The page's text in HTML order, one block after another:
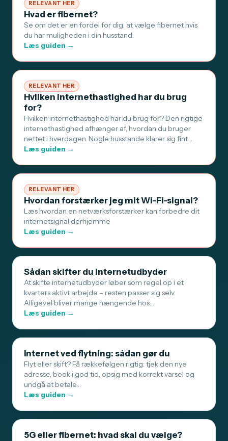
RELEVANT HER
Hvad er fibernet?
Se om det er en fordel for dig, at vælge fibernet hvis
du har muligheden i din husstand.
Læs guiden →
RELEVANT HER
Hvilken internethastighed har du brug
for?
Hvilken internethastighed har du brug for? Den rigtige
internethastighed afhænger af, hvordan du bruger
nettet i hverdagen. Nogle husstande klarer sig fint…
Læs guiden →
RELEVANT HER
Hvordan forstærker jeg mit Wi-Fi-signal?
Læs hvordan en netværksforstærker kan forbedre dit
internetsignal derhjemme
Læs guiden →
Sådan skifter du internetudbyder
At skifte internetudbyder løber som regel op i et
kvarters aktivt arbejde – resten passer sig selv.
Alligevel bliver mange hængende hos…
Læs guiden →
Internet ved flytning: sådan gør du
Flyt eller skift? Få rækkefølgen rigtig: tjek den nye
adresse, book i god tid, opsig med korrekt varsel og
undgå at betale…
Læs guiden →
5G eller fibernet: hvad skal du vælge?